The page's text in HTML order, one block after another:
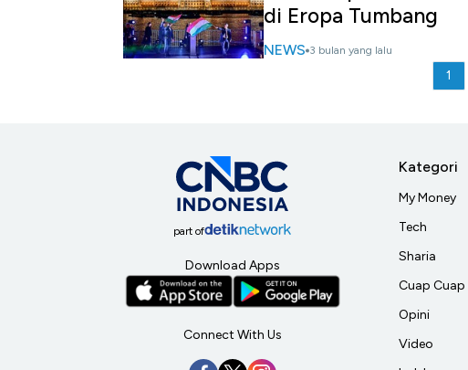
di Eropa Tumbang
NEWS 3 bulan yang lalu
1
part of
Download Apps
Connect With Us
Kategori
My Money
Tech
Sharia
Cuap Cuap
Opini
Video